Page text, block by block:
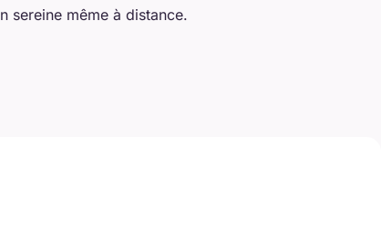
sereine même à distance.